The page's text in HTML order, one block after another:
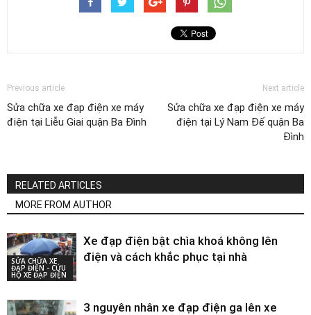
Previous article
Sửa chữa xe đạp điện xe máy
điện tại Liễu Giai quận Ba Đình
Next article
Sửa chữa xe đạp điện xe máy
điện tại Lý Nam Đế quận Ba
Đình
RELATED ARTICLES
MORE FROM AUTHOR
SỬA CHỮA XE
ĐẠP ĐIỆN - CỨU
HỘ XE ĐẠP ĐIỆN
Xe đạp điện bật chìa khoá không lên
điện và cách khắc phục tại nhà
3 nguyên nhân xe đạp điện ga lên xe